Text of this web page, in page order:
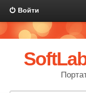
Войти